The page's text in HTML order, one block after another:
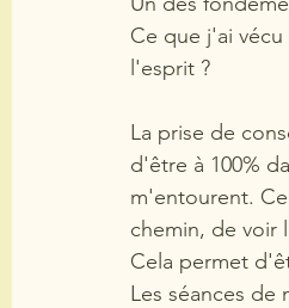
Ce que j'ai
l'esprit ?
La prise de
d'être à 100%
m'entourent.
chemin, de voir
Cela permet
Les séances